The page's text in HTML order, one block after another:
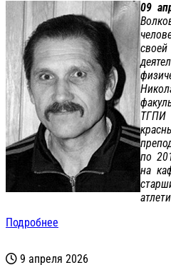
09
ТГПИ
по
на
Подробнее
9 апреля 2026